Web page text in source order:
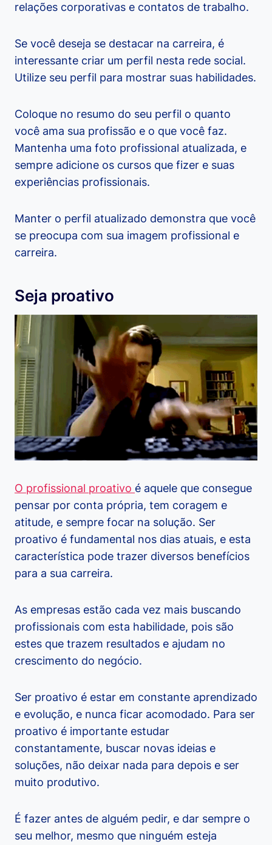
relações corporativas e contatos de trabalho.
Se você deseja se destacar na carreira, é
interessante criar um perfil nesta rede social.
Utilize seu perfil para mostrar suas habilidades.
Coloque no resumo do seu perfil o quanto
você ama sua profissão e o que você faz.
Mantenha uma foto profissional atualizada, e
sempre adicione os cursos que fizer e suas
experiências profissionais.
Manter o perfil atualizado demonstra que você
se preocupa com sua imagem profissional e
carreira.
Seja proativo
O profissional proativo é aquele que consegue
pensar por conta própria, tem coragem e
atitude, e sempre focar na solução. Ser
proativo é fundamental nos dias atuais, e esta
característica pode trazer diversos benefícios
para a sua carreira.
As empresas estão cada vez mais buscando
profissionais com esta habilidade, pois são
estes que trazem resultados e ajudam no
crescimento do negócio.
Ser proativo é estar em constante aprendizado
e evolução, e nunca ficar acomodado. Para ser
proativo é importante estudar
constantamente, buscar novas ideias e
soluções, não deixar nada para depois e ser
muito produtivo.
É fazer antes de alguém pedir, e dar sempre o
seu melhor, mesmo que ninguém esteja